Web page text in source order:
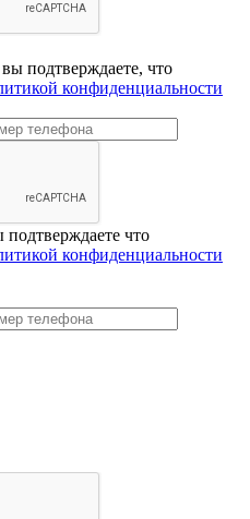
подтверждаете, что
конфиденциальности
что
конфиденциальности